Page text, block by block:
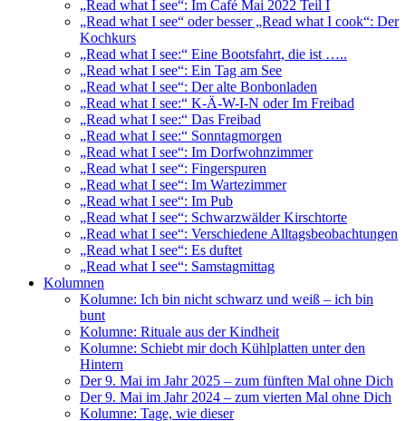
„Read what I see“: Im Café Mai 2022 Teil I
„Read what I see“ oder besser „Read what I cook“: Der
Kochkurs
„Read what I see:“ Eine Bootsfahrt, die ist …..
„Read what I see“: Ein Tag am See
„Read what I see“: Der alte Bonbonladen
„Read what I see:“ K-Ä-W-I-N oder Im Freibad
„Read what I see:“ Das Freibad
„Read what I see:“ Sonntagmorgen
„Read what I see“: Im Dorfwohnzimmer
„Read what I see“: Fingerspuren
„Read what I see“: Im Wartezimmer
„Read what I see“: Im Pub
„Read what I see“: Schwarzwälder Kirschtorte
„Read what I see“: Verschiedene Alltagsbeobachtungen
„Read what I see“: Es duftet
„Read what I see“: Samstagmittag
Kolumnen
Kolumne: Ich bin nicht schwarz und weiß – ich bin
bunt
Kolumne: Rituale aus der Kindheit
Kolumne: Schiebt mir doch Kühlplatten unter den
Hintern
Der 9. Mai im Jahr 2025 – zum fünften Mal ohne Dich
Der 9. Mai im Jahr 2024 – zum vierten Mal ohne Dich
Kolumne: Tage, wie dieser